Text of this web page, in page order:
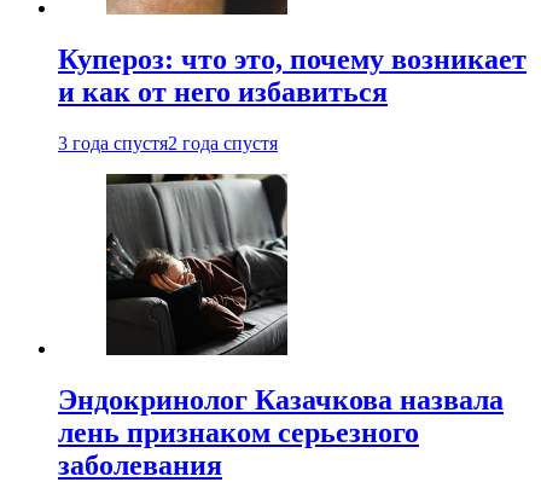
Купероз: что это, почему возникает
и как от него избавиться
3 года спустя2 года спустя
Эндокринолог Казачкова назвала
лень признаком серьезного
заболевания